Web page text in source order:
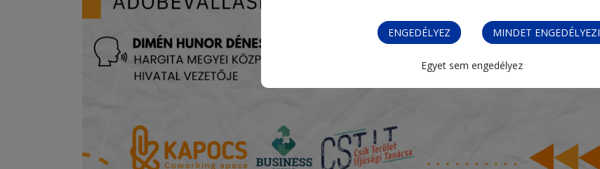
ENGEDÉLYEZ MINDET ENGEDÉLYEZI
Egyet sem engedélyez